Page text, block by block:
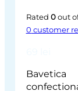
Rated 0out
0 customer